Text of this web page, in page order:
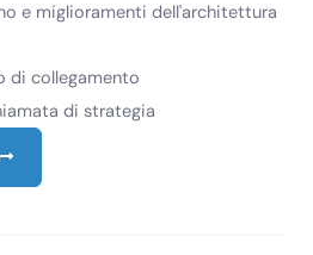
e miglioramenti dell'architettura
di collegamento
di strategia